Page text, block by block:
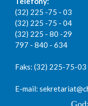
(32) 225 -75 - 03
(32) 225 -75 - 04
(32) 225 - 80 -29
797 - 840 - 634
Faks: (32) 225-75-03
E-mail: